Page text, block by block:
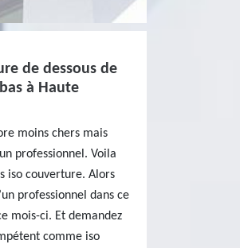
de dessous de
à Haute
moins chers mais
professionnel. Voila
iso couverture. Alors
professionnel dans ce
mois-ci. Et demandez
comme iso